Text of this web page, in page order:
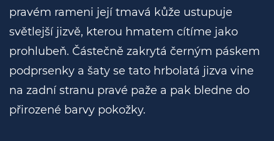
pravém rameni její tmavá kůže ustupuje
světlejší jizvě, kterou hmatem cítíme jako
prohlubeň. Částečně zakrytá černým páskem
podprsenky a šaty se tato hrbolatá jizva vine
na zadní stranu pravé paže a pak bledne do
přirozené barvy pokožky.